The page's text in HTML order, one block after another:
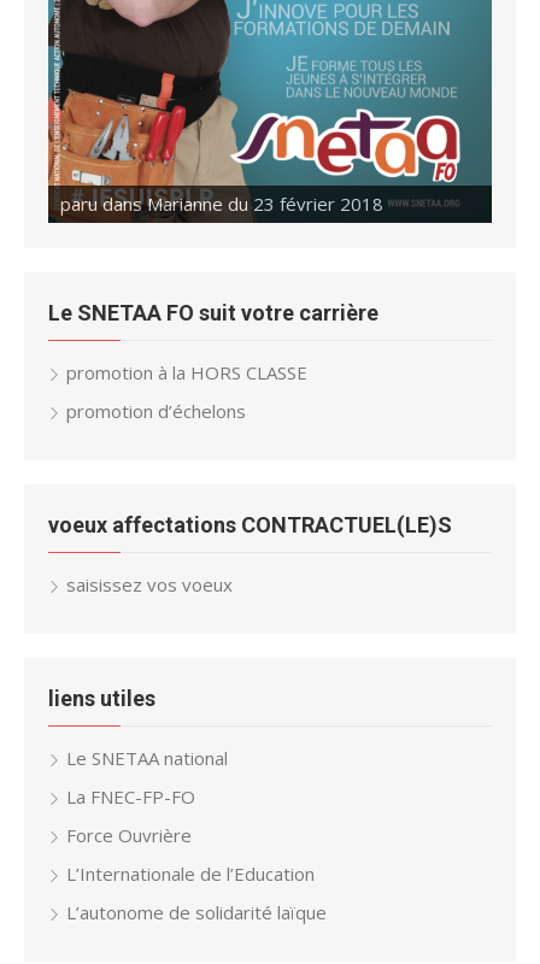
paru dans Marianne du 23 février 2018
Le SNETAA FO suit votre carrière
promotion à la HORS CLASSE
promotion d’échelons
voeux affectations CONTRACTUEL(LE)S
saisissez vos voeux
liens utiles
Le SNETAA national
La FNEC-FP-FO
Force Ouvrière
L’Internationale de l’Education
L’autonome de solidarité laïque